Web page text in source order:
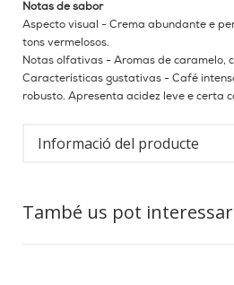
Notas de sabor
Aspecto visual - Crema abundante e
tons vermelosos.
Notas olfativas - Aromas de caramelo,
Características gustativas - Café
robusto. Apresenta acidez leve e certa
Informació del producte
També us pot